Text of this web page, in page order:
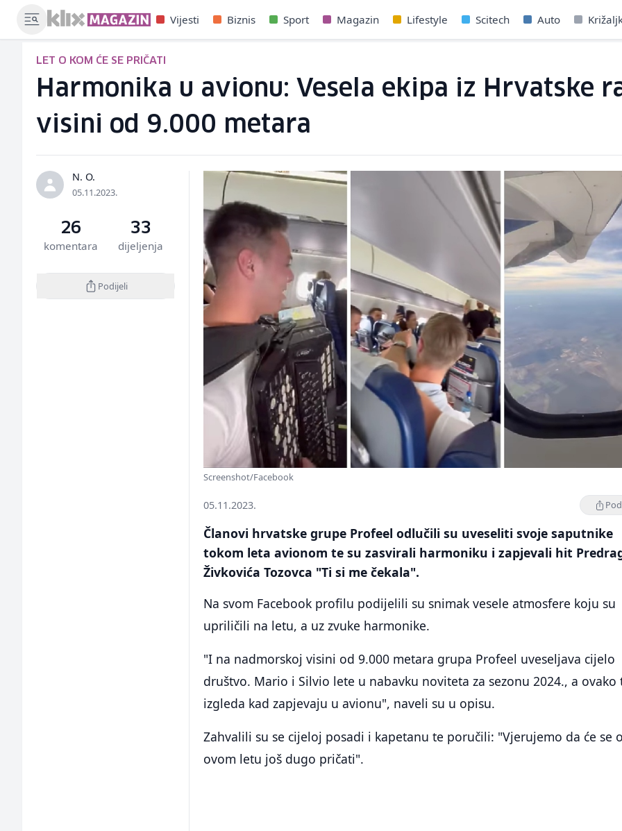
Vijesti Biznis Sport Magazin Lifestyle Scitech Auto
LET O KOM ĆE SE PRIČATI
Harmonika u avionu: Vesela ekipa iz Hrvatske
visini od 9.000 metara
N. O.
05.11.2023.
26
komentara
33
dijeljenja
Podijeli
Screenshot/Facebook
05.11.2023.
Članovi hrvatske grupe Profeel odlučili su uveseliti svoje saputnike
tokom leta avionom te su zasvirali harmoniku i zapjevali hit
Živkovića Tozovca "Ti si me čekala".
Na svom Facebook profilu podijelili su snimak vesele atmosfere koju su
upriličili na letu, a uz zvuke harmonike.
"I na nadmorskoj visini od 9.000 metara grupa Profeel uveseljava cijelo
društvo. Mario i Silvio lete u nabavku noviteta za sezonu 2024., a ovako
izgleda kad zapjevaju u avionu", naveli su u opisu.
Zahvalili su se cijeloj posadi i kapetanu te poručili: "Vjerujemo da će se
ovom letu još dugo pričati".